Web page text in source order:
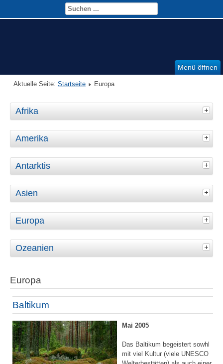
Menü öffnen
Aktuelle Seite: Startseite Europa
Afrika
Amerika
Antarktis
Asien
Europa
Ozeanien
Europa
Baltikum
Mai 2005
Das Baltikum begeistert sowhl
mit viel Kultur (viele UNESCO